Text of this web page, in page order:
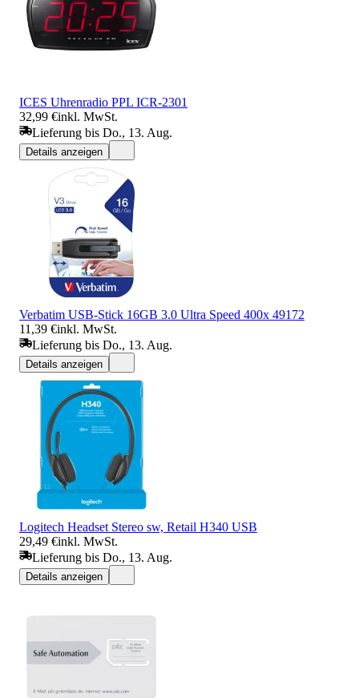
ICES Uhrenradio PPL ICR-2301
32,99 €inkl. MwSt.
Lieferung bis Do., 13. Aug.
Details anzeigen
Verbatim USB-Stick 16GB 3.0 Ultra Speed 400x 49172
11,39 €inkl. MwSt.
Lieferung bis Do., 13. Aug.
Details anzeigen
Logitech Headset Stereo sw, Retail H340 USB
29,49 €inkl. MwSt.
Lieferung bis Do., 13. Aug.
Details anzeigen